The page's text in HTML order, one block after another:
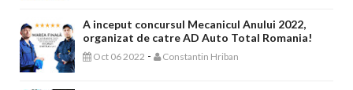
A inceput concursul Mecanicul Anului 2022,
organizat de catre AD Auto Total Romania!
Oct 06 2022 - Constantin Hriban